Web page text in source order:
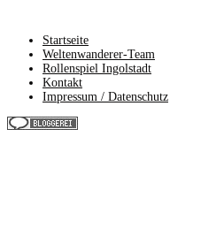
Startseite
Weltenwanderer-Team
Rollenspiel Ingolstadt
Kontakt
Impressum / Datenschutz